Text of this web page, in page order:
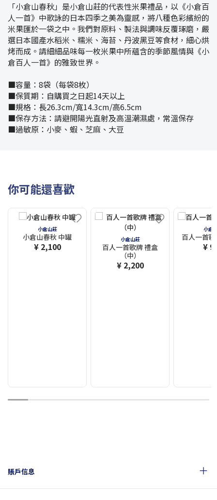
「小倉山春秋」是小倉山莊的代表性米果禮品，以《小倉百
人一首》中歌詠的日本四季之美為靈感，將八種色彩繽紛的
米果匯於一袋之中。我們對原料、製法與調味反覆琢磨，嚴
選日本國產水稻米、糯米、海苔、丹波黑豆等食材，細心烘
烤而成。請細細品味每一枚米果中所蘊含的季節風情與《小
倉百人一首》的雅致世界。
■容量：8袋（每袋8枚）
■保質期：自購買之日起14天以上
■規格：長26.3cm/寬14.3cm/高6.5cm
■保存方法：請避開陽光直射及高溫潮濕處，常溫保存
■過敏原：小麥、蝦、芝麻、大豆
你可能還喜歡
小倉山莊
小倉山春秋 中罐
¥ 2,100
小倉山莊
百人一首歌牌 禮盒
（中）
¥ 2,200
小倉
百人一首
¥
1 2 3 4 5 6 7 8 9 10
賬戶信息